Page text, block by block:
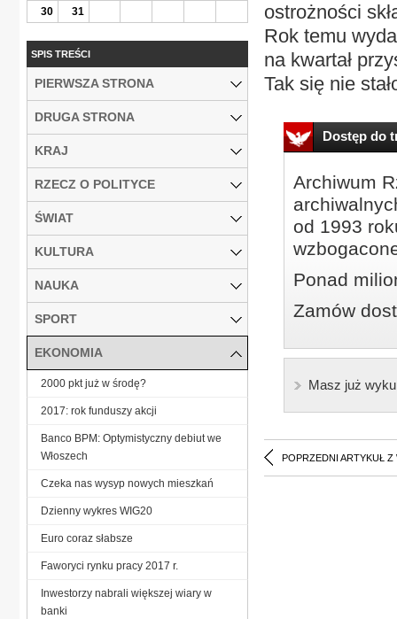
ostrożności
Rok temu
na kwartał
Tak się nie
Dostęp do
Archiwum
od 1993
Ponad
Zamów
Masz już
POPRZEDNI ARTYKUŁ Z
30
31
SPIS TREŚCI
PIERWSZA STRONA
DRUGA STRONA
KRAJ
RZECZ O POLITYCE
ŚWIAT
KULTURA
NAUKA
SPORT
EKONOMIA
2000 pkt już w środę?
2017: rok funduszy akcji
Banco BPM: Optymistyczny debiut we
Włoszech
Czeka nas wysyp nowych mieszkań
Dzienny wykres WIG20
Euro coraz słabsze
Faworyci rynku pracy 2017 r.
Inwestorzy nabrali większej wiary w
banki